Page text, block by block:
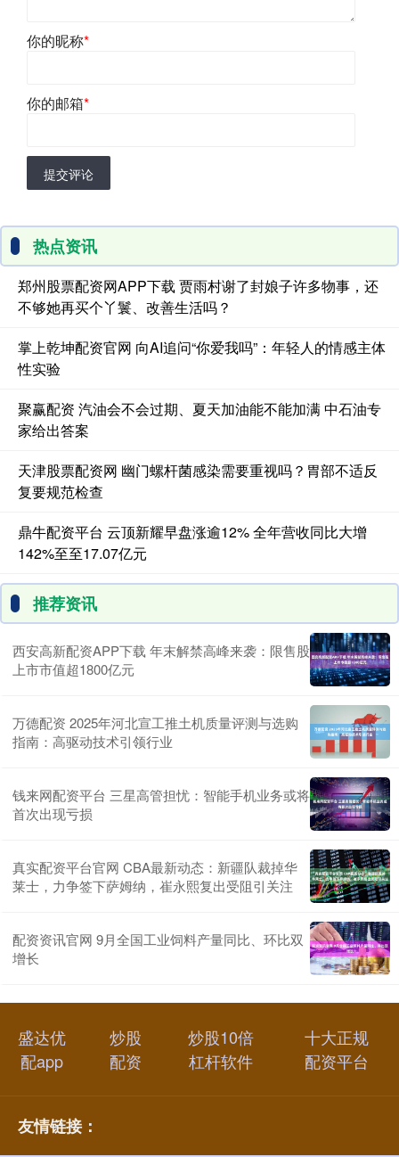
你的昵称*
你的邮箱*
提交评论
热点资讯
郑州股票配资网APP下载 贾雨村谢了封娘子许多物事，还
不够她再买个丫鬟、改善生活吗？
掌上乾坤配资官网 向AI追问“你爱我吗”：年轻人的情感主体
性实验
聚赢配资 汽油会不会过期、夏天加油能不能加满 中石油专
家给出答案
天津股票配资网 幽门螺杆菌感染需要重视吗？胃部不适反
复要规范检查
鼎牛配资平台 云顶新耀早盘涨逾12% 全年营收同比大增
142%至至17.07亿元
推荐资讯
西安高新配资APP下载 年末解禁高峰来袭：限售股
上市市值超1800亿元
万德配资 2025年河北宣工推土机质量评测与选购
指南：高驱动技术引领行业
钱来网配资平台 三星高管担忧：智能手机业务或将
首次出现亏损
真实配资平台官网 CBA最新动态：新疆队裁掉华
莱士，力争签下萨姆纳，崔永熙复出受阻引关注
配资资讯官网 9月全国工业饲料产量同比、环比双
增长
盛达优
配app
炒股
配资
炒股10倍
杠杆软件
十大正规
配资平台
友情链接：